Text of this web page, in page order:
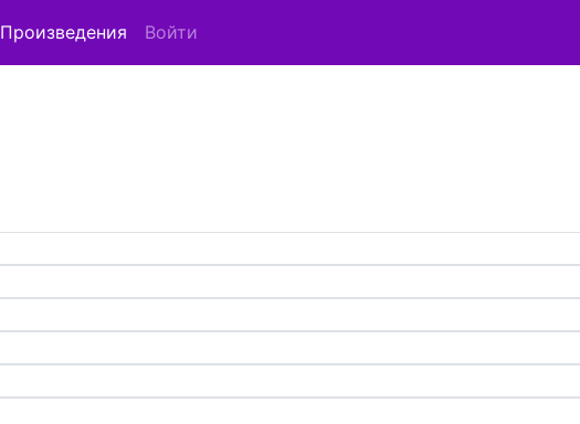
Произведения Войти